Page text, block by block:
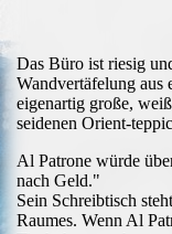
Das Büro ist riesig
Wandvertäfelung
eigenartig große,
seidenen Orient-
Al Patrone würde
nach Geld."
Sein Schreibtisch
Raumes. Wenn Al